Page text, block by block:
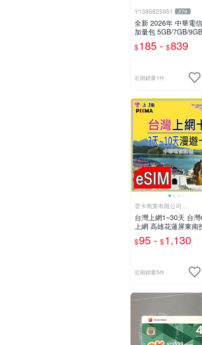
Y1385825951 279
全新 2026年 中華電
加量包 5GB/7GB/
無限上網 月租型及預
號適用
$185 - $839
近期銷量1件
雲卡商業有限公司
(PIXMA)
台灣上網1~30天 台
上網 高雄花蓮屏東南
北台中新竹 合歡山烏
露營畢旅eSIM 台灣旅
$95 - $1,130
近期銷量5件